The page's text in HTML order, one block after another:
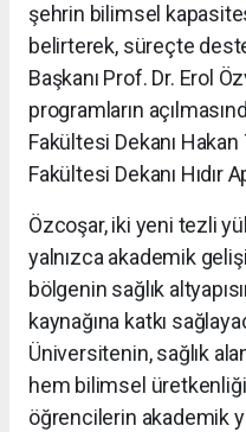
şehrin bilimsel
belirterek, süreçte
Başkanı Prof. Dr. Erol
programların
Fakültesi Dekanı
Fakültesi Dekanı Hıdır
Özcoşar, iki yeni tezli
yalnızca akademik
bölgenin sağlık
kaynağına katkı
Üniversitenin, sağlık
hem bilimsel
öğrencilerin akademik